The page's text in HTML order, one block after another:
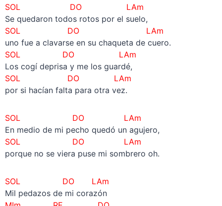
SOL DO LAm
Se quedaron todos rotos por el suelo,
SOL DO LAm
uno fue a clavarse en su chaqueta de cuero.
SOL DO LAm
Los cogí deprisa y me los guardé,
SOL DO LAm
por si hacían falta para otra vez.
SOL DO LAm
En medio de mi pecho quedó un agujero,
SOL DO LAm
porque no se viera puse mi sombrero oh.
SOL DO LAm
Mil pedazos de mi corazón